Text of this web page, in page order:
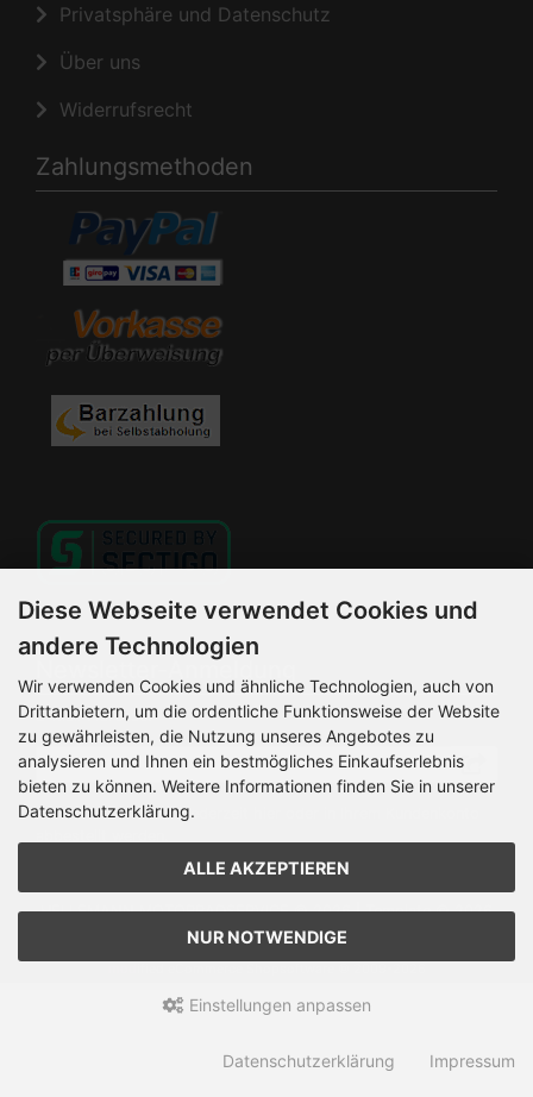
Privatsphäre und Datenschutz
Über uns
Widerrufsrecht
Zahlungsmethoden
Newsletter-Anmeldung
E-Mail-Adresse:
Der Newsletter kann jederzeit hier oder in Ihrem Kundenkonto
HELLEMANN MOTORRADSERVICE © 2026 | Template © 2026
by Karl
Diese Webseite verwendet Cookies und
andere Technologien
Wir verwenden Cookies und ähnliche Technologien, auch von
Drittanbietern, um die ordentliche Funktionsweise der Website
zu gewährleisten, die Nutzung unseres Angebotes zu
analysieren und Ihnen ein bestmögliches Einkaufserlebnis
bieten zu können. Weitere Informationen finden Sie in unserer
Datenschutzerklärung.
ALLE AKZEPTIEREN
NUR NOTWENDIGE
Einstellungen anpassen
Datenschutzerklärung Impressum